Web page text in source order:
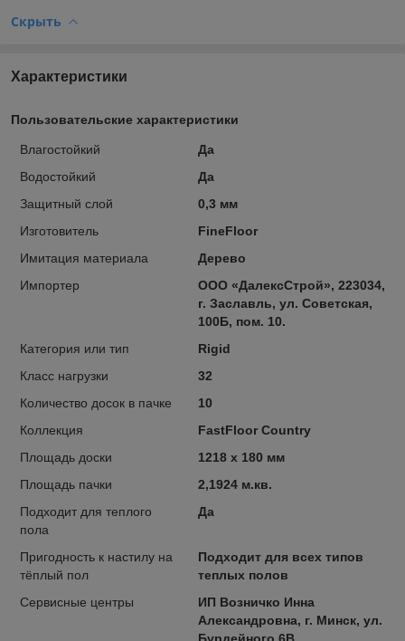
Скрыть
Характеристики
Пользовательские характеристики
Влагостойкий
Да
Водостойкий
Да
Защитный слой
0,3 мм
Изготовитель
FineFloor
Имитация материала
Дерево
Импортер
OOO «ДалексСтрой», 223034,
г. Заславль, ул. Советская,
100Б, пом. 10.
Категория или тип
Rigid
Класс нагрузки
32
Количество досок в пачке
10
Коллекция
FastFloor Country
Площадь доски
1218 x 180 мм
Площадь пачки
2,1924 м.кв.
Подходит для теплого
пола
Да
Пригодность к настилу на
тёплый пол
Подходит для всех типов
теплых полов
Сервисные центры
ИП Возничко Инна
Александровна, г. Минск, ул.
Бурдейного 6В